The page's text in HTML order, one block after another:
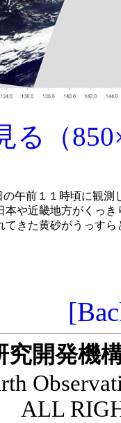
る（
午前１１時頃に観測
や近畿地方がくっ
きた黄砂がうっす
究開発機
ALL